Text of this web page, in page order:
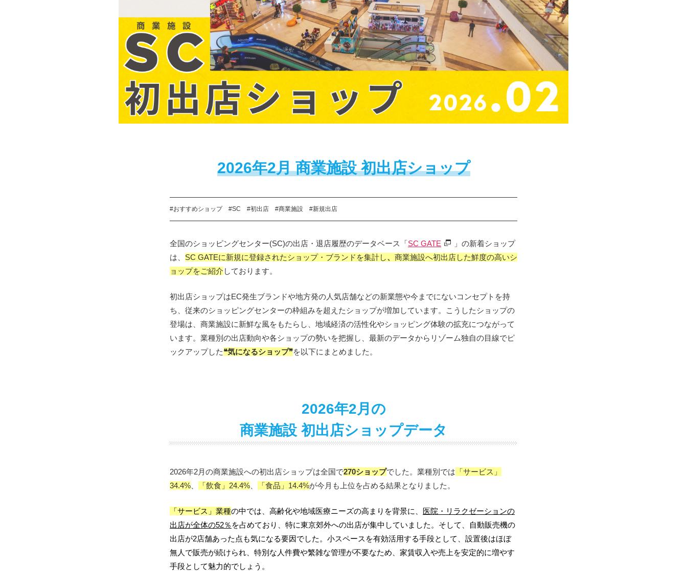
2026年2月 商業施設 初出店ショップ
#おすすめショップ #SC #初出店 #商業施設 #新規出店
全国のショッピングセンター(SC)の出店・退店履歴のデータベース「SC GATE 」の新着ショップ
は、 SC GATEに新規に登録されたショップ・ブランドを集計し、 商業施設へ初出店した鮮度の高いシ
ョップをご紹介 しております。
初出店ショップはEC発生ブランドや地方発の人気店舗などの新業態や今までにないコンセプトを持
ち
、従来のショッピングセンターの枠組みを超えたショップが増加しています。こうしたショップの
登場は、商業施設に新鮮な風をもたらし、地域経済の活性化やショッピング体験の拡充につながって
います。 業種別の出店動向や各ショップの勢いを把握し、最新のデータからリゾーム独自の目線でピ
ックアップした❝気になるショップ❞を以下にまとめました。
2026年2月の
商業施設 初出店ショップデータ
2026年2月の商業施設への初出店ショップは全国で270ショップでした。業種別では 「サービス」
34.4%
「飲食」24.4% 「食品」14.4%が今月も上位を占める結果となりました。
「サービス」業種の中では、 高齢化や地域医療ニーズの高まりを背景に、 医院・リラクゼーションの
出店が全体の52％ を占めており、特に東京郊外への出店が集中していました 。そして、自動販売機の
出店が2店舗あった点も気になる要因でした。 小スペースを有効活用する手段として、 設置後はほぼ
無人で販売が続けられ、特別な人件費や繁雑な管理が不要なため、家賃収入や売上を安定的に増やす
手段として魅力的でしょう。